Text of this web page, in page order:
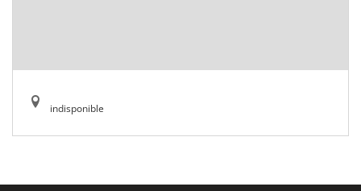
indisponible